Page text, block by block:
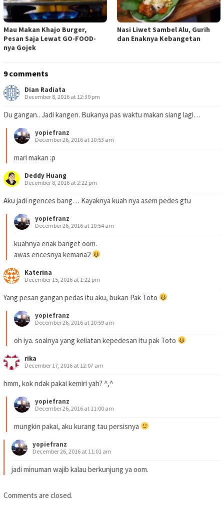
Mau Makan Khajo Burger,
Pesan Saja Lewat GO-FOOD-
nya Gojek
Nasi Liwet Sambel Alu, Gurih
dan Enaknya Kebangetan
9 comments
Dian Radiata
December 8, 2016 at 12:39 pm
Du gangan.. Jadi kangen. Bukanya pas waktu makan siang lagi…
yopiefranz
December 26, 2016 at 10:53 am
mari makan :p
Deddy Huang
December 8, 2016 at 2:22 pm
Aku jadi ngences bang… Kayaknya kuah nya asem pedes gtu
yopiefranz
December 26, 2016 at 10:54 am
kuahnya enak banget oom.
awas encesnya kemana2
Katerina
December 15, 2016 at 1:22 pm
Yang pesan gangan pedas itu aku, bukan Pak Toto
yopiefranz
December 26, 2016 at 10:59 am
oh iya. soalnya yang keliatan kepedesan itu pak Toto
rika
December 17, 2016 at 12:07 am
hmm, kok ndak pakai kemiri yah? ^,^
yopiefranz
December 26, 2016 at 11:00 am
mungkin pakai, aku kurang tau persisnya
yopiefranz
December 26, 2016 at 11:01 am
jadi minuman wajib kalau berkunjung ya oom.
Comments are closed.